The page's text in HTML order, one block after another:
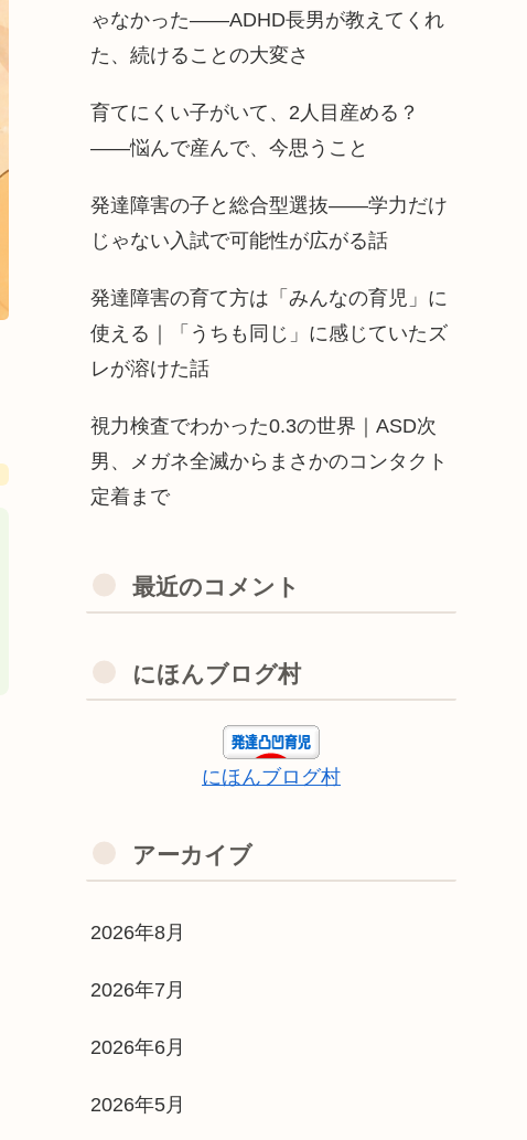
ゃなかった——ADHD長男が教えてくれ
た、続けることの大変さ
育てにくい子がいて、2人目産める？
——悩んで産んで、今思うこと
発達障害の子と総合型選抜——学力だけ
じゃない入試で可能性が広がる話
発達障害の育て方は「みんなの育児」に
使える｜「うちも同じ」に感じていたズ
レが溶けた話
視力検査でわかった0.3の世界｜ASD次
男、メガネ全滅からまさかのコンタクト
定着まで
最近のコメント
にほんブログ村
にほんブログ村
アーカイブ
2026年8月
2026年7月
2026年6月
2026年5月